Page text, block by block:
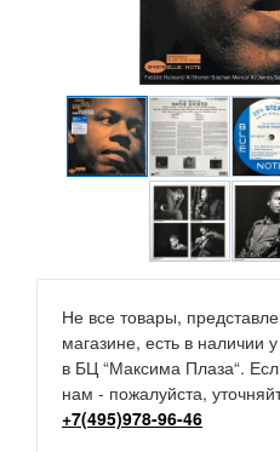
Не все товары,
магазине, есть в наличии
в БЦ “Максима Плаза“.
нам - пожалуйста,
+7(495)978-96-46